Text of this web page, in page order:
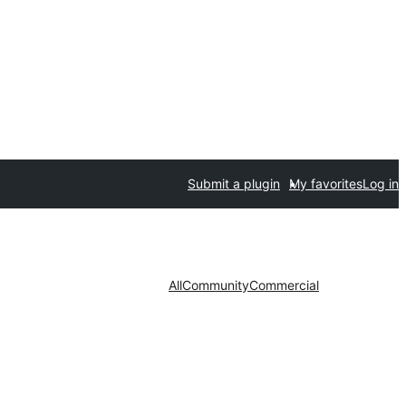
Submit a plugin My favoritesLog in
AllCommunityCommercial